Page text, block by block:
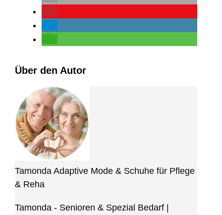
Über den Autor
Tamonda Adaptive Mode & Schuhe für Pflege
& Reha
Tamonda - Senioren & Spezial Bedarf |